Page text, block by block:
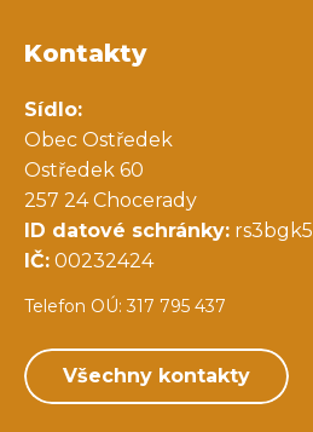
Kontakty
Sídlo:
Obec Ostředek
Ostředek 60
257 24 Chocerady
ID datové schránky: rs3bgk5
IČ: 00232424
Telefon OÚ: 317 795 437
Všechny kontakty